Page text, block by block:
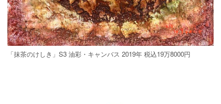
「抹茶のけしき」S3 油彩・キャンバス 2019年 税込19万8000円